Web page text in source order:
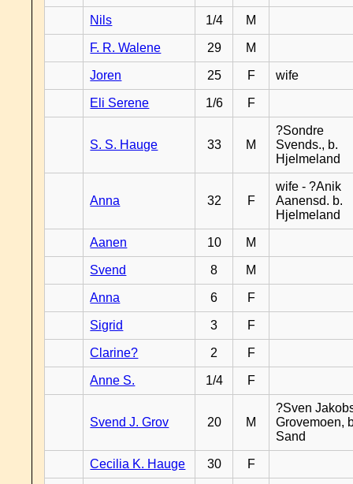
Nils 1/4 M
F. R. Walene 29 M
Joren 25 F wife
Eli Serene 1/6 F
S. S. Hauge 33 M
?Sondre
Svends., b.
Hjelmeland
Anna 32 F
wife - ?Anik
Aanensd. b.
Hjelmeland
Aanen 10 M
Svend 8 M
Anna 6 F
Sigrid 3 F
Clarine? 2 F
Anne S. 1/4 F
Svend J. Grov 20 M
?Sven
Grovemoen,
Sand
Cecilia K. Hauge 30 F